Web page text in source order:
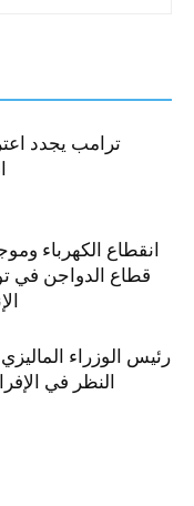
ترامب يجدد
انقطاع الكهرباء
قطاع الدواجن في
رئيس الوزراء
النظر في